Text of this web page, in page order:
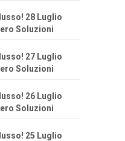
28 Luglio
Soluzioni
27 Luglio
Soluzioni
26 Luglio
Soluzioni
25 Luglio